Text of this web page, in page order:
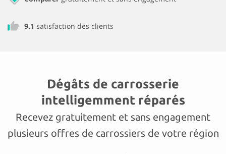
9.1 satisfaction des clients
Dégâts de carrosserie
intelligemment réparés
Recevez gratuitement et sans engagement
plusieurs offres de carrossiers de votre région